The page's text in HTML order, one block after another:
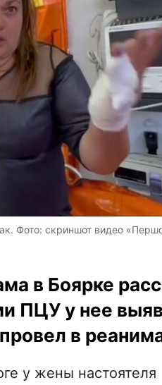
Фото: скриншот видео
в Боярке
ПЦУ у нее
в
у жены настоятеля